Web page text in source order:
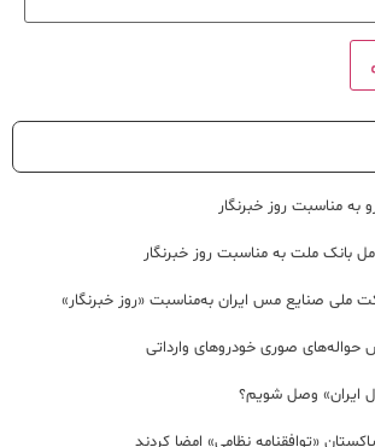
به مناسبت روز خبرنگار
بانک ملت به مناسبت روز خبرنگار
ملی صنایع مس ایران به‌مناسبت «روز خبرنگار»
حواله‌های صوری خودروهای وارداتی
ایران» وصل شویم؟
«توافقنامه نظامی» امضا کردند